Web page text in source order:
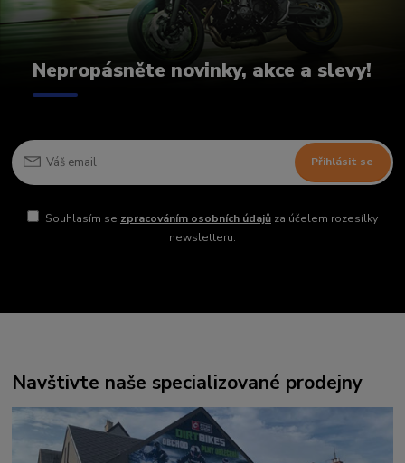
Nepropásněte novinky, akce a slevy!
Přihlásit se
Souhlasím se zpracováním osobních údajůza účelem rozesílky
newsletteru.
Navštivte naše specializované prodejny